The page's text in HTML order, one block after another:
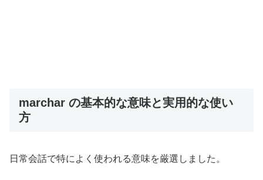
marchar の基本的な意味と実用的な使い
方
日常会話で特によく使われる意味を厳選しました。